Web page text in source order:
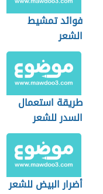
فوائد تمشيط
الشعر
طريقة استعمال
السدر للشعر
أضرار البيض للشعر